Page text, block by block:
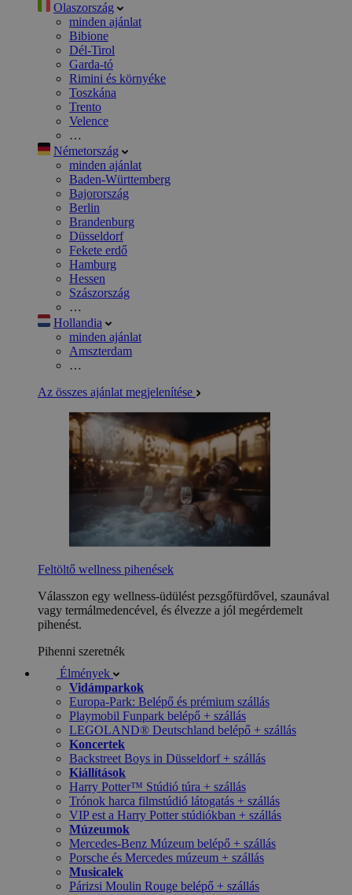
Olaszország
minden ajánlat
Bibione
Dél-Tirol
Garda-tó
Rimini és környéke
Toszkána
Trento
Velence
…
Németország
minden ajánlat
Baden-Württemberg
Bajorország
Berlin
Brandenburg
Düsseldorf
Fekete erdő
Hamburg
Hessen
Szászország
…
Hollandia
minden ajánlat
Amszterdam
…
Az összes ajánlat megjelenítése
Feltöltő wellness pihenések
Válasszon egy wellness-üdülést pezsgőfürdővel, szaunával
vagy termálmedencével, és élvezze a jól megérdemelt
pihenést.
Pihenni szeretnék
Élmények
Vidámparkok
Europa-Park: Belépő és prémium szállás
Playmobil Funpark belépő + szállás
LEGOLAND® Deutschland belépő + szállás
Koncertek
Backstreet Boys in Düsseldorf + szállás
Kiállítások
Harry Potter™ Stúdió túra + szállás
Trónok harca filmstúdió látogatás + szállás
VIP est a Harry Potter stúdiókban + szállás
Múzeumok
Mercedes-Benz Múzeum belépő + szállás
Porsche és Mercedes múzeum + szállás
Musicalek
Párizsi Moulin Rouge belépő + szállás